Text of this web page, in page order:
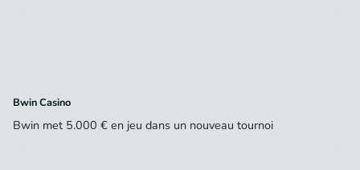
Bwin Casino
Bwin met 5.000 € en jeu dans un nouveau tournoi